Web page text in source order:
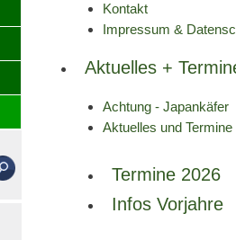
Kontakt
Impressum &
Aktuelles +
Achtung - Japankäfer
Aktuelles und Termine
Termine 2026
Infos Vorjahre